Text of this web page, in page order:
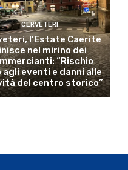
CERVETERI
l’Estate Caerite
nel mirino dei
“Rischio
eventi e danni alle
del centro storico”